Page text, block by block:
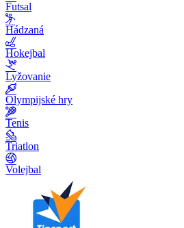
Futsal
Hádzaná
Hokejbal
Lyžovanie
Olympijské hry
Tenis
Triatlon
Volejbal